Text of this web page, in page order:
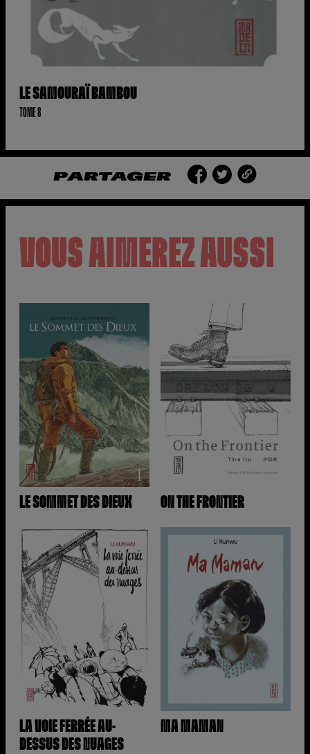
LE SAMOURAÏ BAMBOU
TOME 8
PARTAGER
VOUS AIMEREZ AUSSI
LE SOMMET DES DIEUX ON THE FRONTIER
LA VOIE FERRÉE AU-
DESSUS DES NUAGES
MA MAMAN